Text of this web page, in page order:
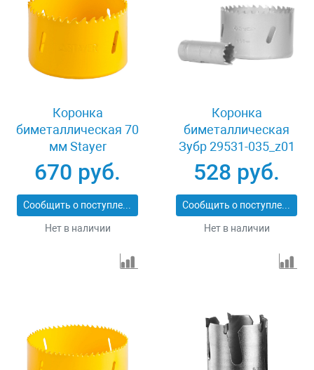
Коронка
биметаллическая 70
мм Stayer
PROFESSIONAL
29547-070
670 руб.
Сообщить о поступлении
Нет в наличии
Коронка
биметаллическая
Зубр 29531-035_z01
528 руб.
Сообщить о поступлении
Нет в наличии